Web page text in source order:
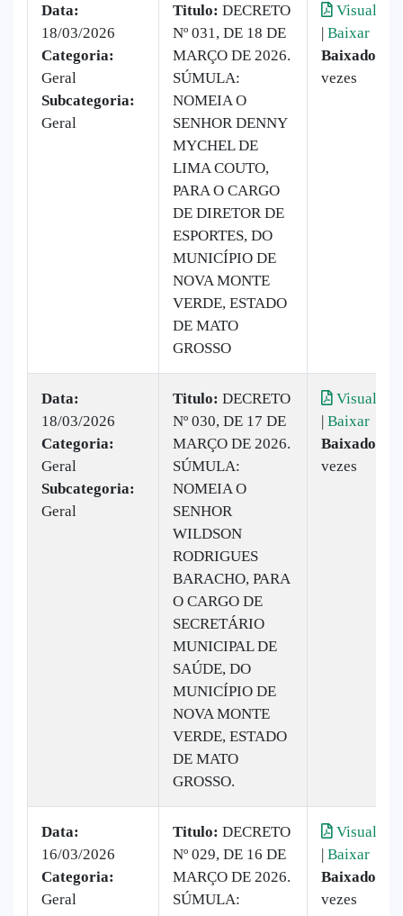
Data:
18/03/2026
Categoria:
Geral
Subcategoria:
Geral
Titulo: DECRETO
Nº 031, DE 18 DE
MARÇO DE 2026.
SÚMULA:
NOMEIA O
SENHOR DENNY
MYCHEL DE
LIMA COUTO,
PARA O CARGO
DE DIRETOR DE
ESPORTES, DO
MUNICÍPIO DE
NOVA MONTE
VERDE, ESTADO
DE MATO
GROSSO
Visualizar
| Baixar
Baixado:
vezes
Data:
18/03/2026
Categoria:
Geral
Subcategoria:
Geral
Titulo: DECRETO
Nº 030, DE 17 DE
MARÇO DE 2026.
SÚMULA:
NOMEIA O
SENHOR
WILDSON
RODRIGUES
BARACHO, PARA
O CARGO DE
SECRETÁRIO
MUNICIPAL DE
SAÚDE, DO
MUNICÍPIO DE
NOVA MONTE
VERDE, ESTADO
DE MATO
GROSSO.
Visualizar
| Baixar
Baixado:
vezes
Data:
16/03/2026
Categoria:
Geral
Titulo: DECRETO
Nº 029, DE 16 DE
MARÇO DE 2026.
SÚMULA:
Visualizar
| Baixar
Baixado:
vezes